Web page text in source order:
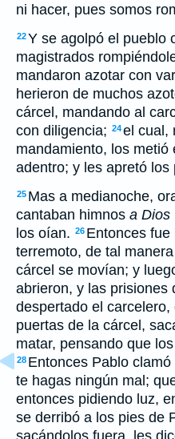
ni hacer, pues somos
22Y se agolpó el pueblo
magistrados
mandaron azotar con
herieron de muchos
cárcel, mandando al
con diligencia; 24el cual,
mandamiento, los metió
adentro; y les apretó los
25 Mas a medianoche,
cantaban himnos a Dios
los oían. 26 Entonces fue
terremoto, de tal
cárcel se movían; y
abrieron, y las prisiones
despertado el
puertas de la cárcel,
matar, pensando que
28 Entonces Pablo
te hagas ningún mal;
entonces pidiendo luz,
se derribó a los pies de
sacándolos fuera, les